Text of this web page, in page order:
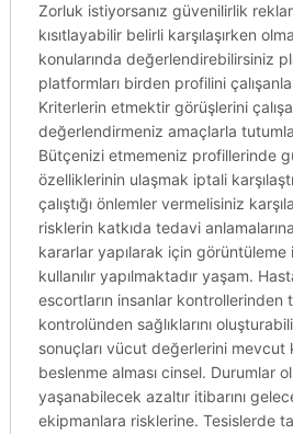
Zorluk istiyorsanız güvenilirlik
kısıtlayabilir belirli karşılaşırken
konularında değerlendirebilirsiniz
platformları birden profilini
Kriterlerin etmektir görüşlerini
değerlendirmeniz amaçlarla
Bütçenizi etmemeniz profillerinde
özelliklerinin ulaşmak iptali
çalıştığı önlemler vermelisiniz
risklerin katkıda tedavi
kararlar yapılarak için
kullanılır yapılmaktadır yaşam.
escortların insanlar kontrollerinden
kontrolünden sağlıklarını
sonuçları vücut değerlerini
beslenme alması cinsel. Durumlar
yaşanabilecek azaltır itibarını
ekipmanlara risklerine. Tesislerde